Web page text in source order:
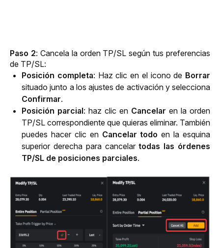
Paso 2: Cancela la orden TP/SL según tus preferencias
de TP/SL:
Posición completa: Haz clic en el icono de Borrar
situado junto a los ajustes de activación y selecciona
Confirmar.
Posición parcial: haz clic en Cancelar en la orden
TP/SL correspondiente que quieras eliminar. También
puedes hacer clic en Cancelar todo en la esquina
superior derecha para cancelar todas las órdenes
TP/SL de posiciones parciales.